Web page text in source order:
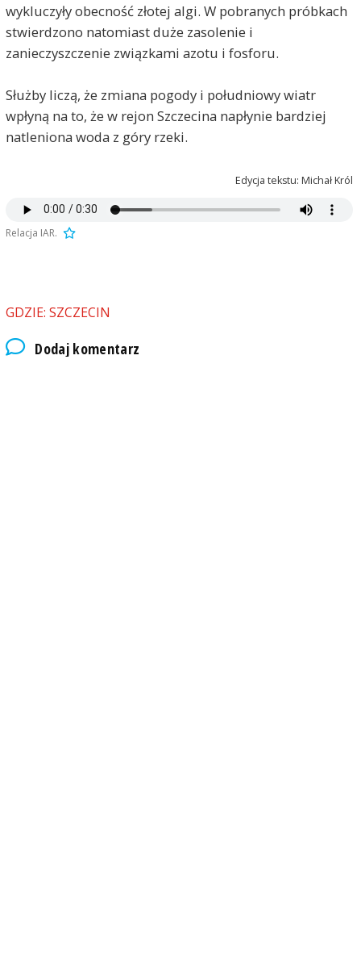
wykluczyły obecność złotej algi. W pobranych próbkach
stwierdzono natomiast duże zasolenie i
zanieczyszczenie związkami azotu i fosforu.
Służby liczą, że zmiana pogody i południowy wiatr
wpłyną na to, że w rejon Szczecina napłynie bardziej
natleniona woda z góry rzeki.
Edycja tekstu: Michał Król
Relacja IAR.
GDZIE: SZCZECIN
Dodaj komentarz